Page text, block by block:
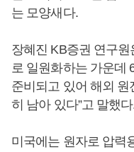
는 모양새다.
장혜진 KB증권 연구
로 일원화하는 가운데
준비되고 있어 해외
히 남아 있다”고 말했
미국에는 원자로 압력